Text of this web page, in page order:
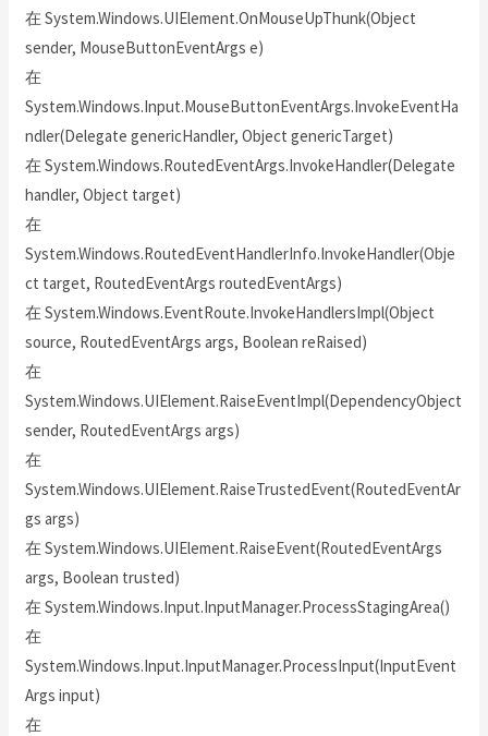
在 System.Windows.UIElement.OnMouseUpThunk(Object
sender, MouseButtonEventArgs e)
在
System.Windows.Input.MouseButtonEventArgs.InvokeEventHa
ndler(Delegate genericHandler, Object genericTarget)
在 System.Windows.RoutedEventArgs.InvokeHandler(Delegate
handler, Object target)
在
System.Windows.RoutedEventHandlerInfo.InvokeHandler(Obje
ct target, RoutedEventArgs routedEventArgs)
在 System.Windows.EventRoute.InvokeHandlersImpl(Object
source, RoutedEventArgs args, Boolean reRaised)
在
System.Windows.UIElement.RaiseEventImpl(DependencyObject
sender, RoutedEventArgs args)
在
System.Windows.UIElement.RaiseTrustedEvent(RoutedEventAr
gs args)
在 System.Windows.UIElement.RaiseEvent(RoutedEventArgs
args, Boolean trusted)
在 System.Windows.Input.InputManager.ProcessStagingArea()
在
System.Windows.Input.InputManager.ProcessInput(InputEvent
Args input)
在